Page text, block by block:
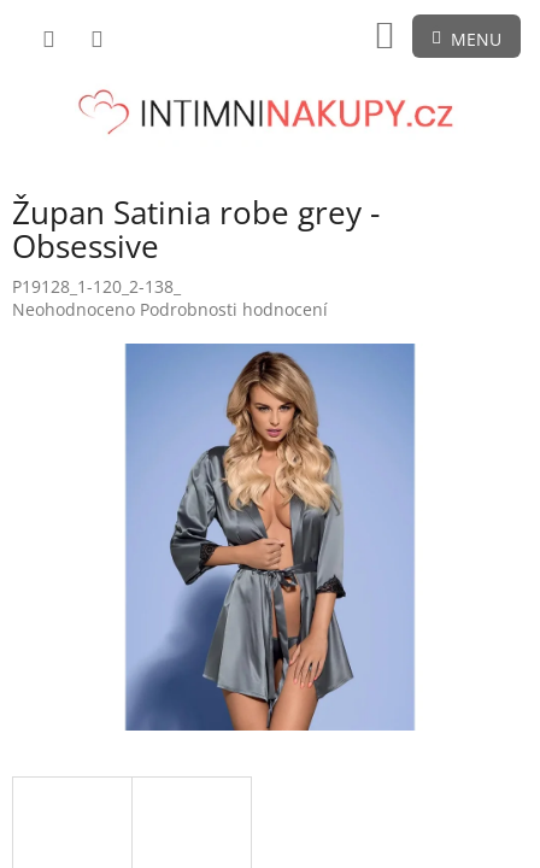
NÁKUPNÍ
KOŠÍK
Župan Satinia robe grey -
Obsessive
P19128_1-120_2-138_
Průměrné
Neohodnoceno Podrobnosti hodnocení